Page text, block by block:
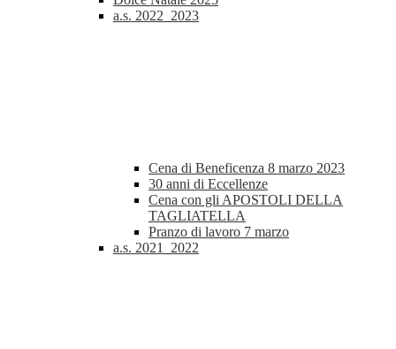
a.s. 2022_2023
Cena di Beneficenza 8 marzo 2023
30 anni di Eccellenze
Cena con gli APOSTOLI DELLA
TAGLIATELLA
Pranzo di lavoro 7 marzo
a.s. 2021_2022